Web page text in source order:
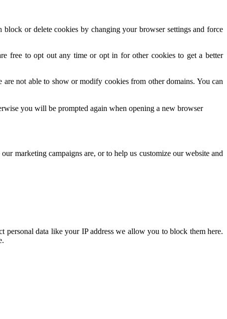
or delete cookies by changing your browser settings and force
free to opt out any time or opt in for other cookies to get a better
not able to show or modify cookies from other domains. You can
you will be prompted again when opening a new browser
marketing campaigns are, or to help us customize our website and
personal data like your IP address we allow you to block them here.